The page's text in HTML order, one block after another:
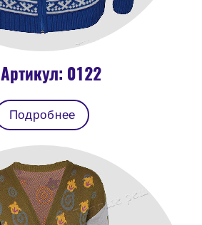
Артикул: 0122
Подробнее